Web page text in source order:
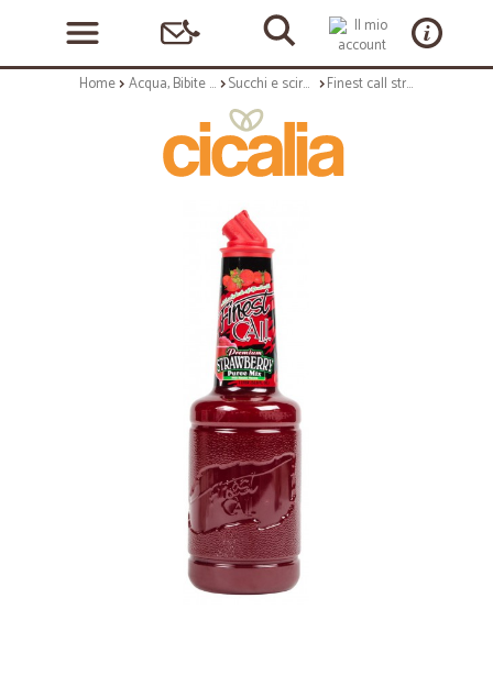
Home Acqua, Bibite e Alcolici Succhi e sciroppi Finest call strawberry puree - lt.1